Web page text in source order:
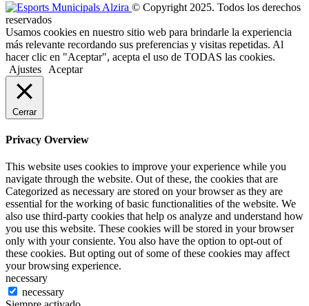
© Copyright 2025. Todos los derechos
reservados
Usamos cookies en nuestro sitio web para brindarle la experiencia
más relevante recordando sus preferencias y visitas repetidas. Al
hacer clic en "Aceptar", acepta el uso de TODAS las cookies.
Ajustes
Aceptar
Cerrar
Privacy Overview
This website uses cookies to improve your experience while you
navigate through the website. Out of these, the cookies that are
Categorized as necessary are stored on your browser as they are
essential for the working of basic functionalities of the website. We
also use third-party cookies that help os analyze and understand how
you use this website. These cookies will be stored in your browser
only with your consiente. You also have the option to opt-out of
these cookies. But opting out of some of these cookies may affect
your browsing experience.
necessary
necessary